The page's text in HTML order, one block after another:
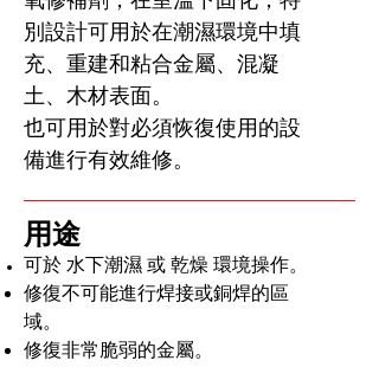
別設計可用於在潮濕環境中填
充、重建和粘合金屬、混凝
土、木材表面。
也可用於對必須恢復使用的設
備進行有效維修。
用途
可於 水下潮濕 或 乾燥 環境操作。
修復不可能進行焊接或銅焊的區
域。
修復非常脆弱的金屬。